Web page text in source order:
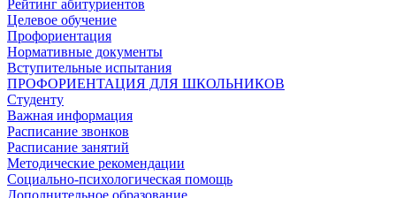
Рейтинг абитуриентов
Целевое обучение
Профориентация
Нормативные документы
Вступительные испытания
ПРОФОРИЕНТАЦИЯ ДЛЯ ШКОЛЬНИКОВ
Студенту
Важная информация
Расписание звонков
Расписание занятий
Методические рекомендации
Социально-психологическая помощь
Дополнительное образование